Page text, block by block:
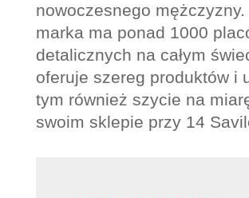
nowoczesnego mężczyzny.
marka ma ponad 1000
detalicznych na całym
oferuje szereg produktów i
tym również szycie na
swoim sklepie przy 14